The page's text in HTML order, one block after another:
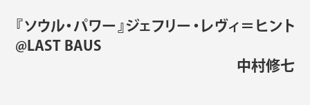
『ソウル・パワー』ジェフリー・レヴィ＝ヒント
@LAST BAUS
中村修七